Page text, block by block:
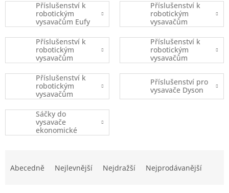
Příslušenství k
robotickým
vysavačům Eufy
Robovac
Příslušenství k
robotickým
vysavačům
iRobot
Příslušenství k
robotickým
vysavačům
Xiaomi
Příslušenství k
robotickým
vysavačům
Ecovacs
Příslušenství k
robotickým
vysavačům
(ostatní značky)
Příslušenství pro
vysavače Dyson
Sáčky do
vysavače
ekonomické
balení
Abecedně Nejlevnější Nejdražší Nejprodávanější